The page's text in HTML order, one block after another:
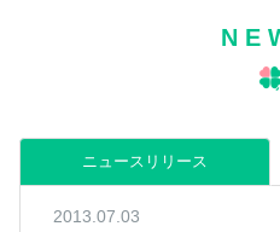
ニュースリリース
2013.07.03